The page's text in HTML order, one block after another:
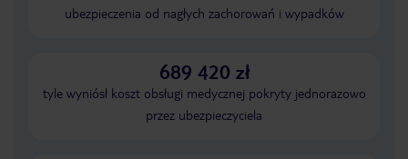
ubezpieczenia od nagłych zachorowań i wypadków
689 420 zł
tyle wyniósł koszt obsługi medycznej pokryty jednorazowo
przez ubezpieczyciela